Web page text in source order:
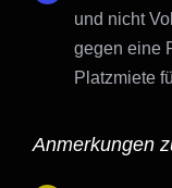
und nicht
gegen eine
Platzmiete
Anmerkungen